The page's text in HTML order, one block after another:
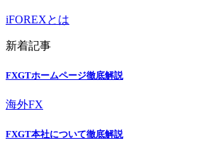
iFOREXとは
新着記事
FXGTホームページ徹底解説
海外FX
FXGT本社について徹底解説